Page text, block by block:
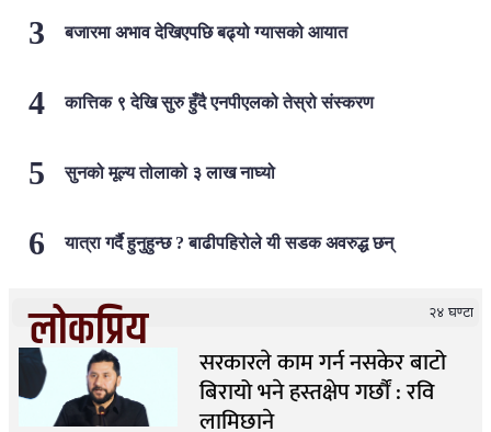
बजारमा अभाव देखिएपछि बढ्यो ग्यासको आयात
कात्तिक ९ देखि सुरु हुँदै एनपीएलको तेस्रो संस्करण
सुनको मूल्य तोलाको ३ लाख नाघ्यो
यात्रा गर्दै हुनुहुन्छ ? बाढीपहिरोले यी सडक अवरुद्ध छन्
लोकप्रिय २४ घण्टा
सरकारले काम गर्न नसकेर बाटो
बिरायो भने हस्तक्षेप गर्छौं : रवि
लामिछाने